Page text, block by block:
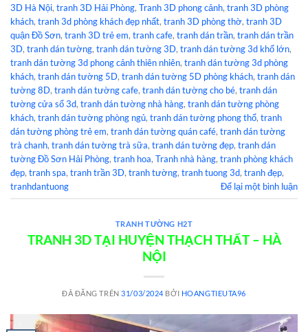
3D Hà Nội, tranh 3D Hải Phòng, Tranh 3D phong cảnh, tranh 3D phòng
khách, tranh 3d phòng khách đẹp nhất, tranh 3D phòng thờ, tranh 3D
quận Đồ Sơn, tranh 3D trẻ em, tranh cafe, tranh dán trần, tranh dán trần
3D, tranh dán tường, tranh dán tường 3D, tranh dán tường 3d khổ lớn,
tranh dán tường 3d phong cảnh thiên nhiên, tranh dán tường 3d phòng
khách, tranh dán tường 5D, tranh dán tường 5D phòng khách, tranh dán
tường 8D, tranh dán tường cafe, tranh dán tường cho bé, tranh dán
tường cửa sổ 3d, tranh dán tường nhà hàng, tranh dán tường phòng
khách, tranh dán tường phòng ngủ, tranh dán tường phong thổ, tranh
dán tường phòng trẻ em, tranh dán tường quán café, tranh dán tường
trà chanh, tranh dán tường trà sữa, tranh dán tường đẹp, tranh dán
tường Đồ Sơn Hải Phòng, tranh hoa, Tranh nhà hàng, tranh phòng khách
đẹp, tranh spa, tranh trần 3D, tranh tường, tranh tuong 3d, tranh đẹp,
tranhdantuong
Để lại một bình luận
TRANH TƯỜNG H2T
TRANH 3D TẠI HUYỆN THẠCH THẤT – HÀ
NỘI
ĐÃ ĐĂNG TRÊN31/03/2024 BỞI HOANGTIEUTA96